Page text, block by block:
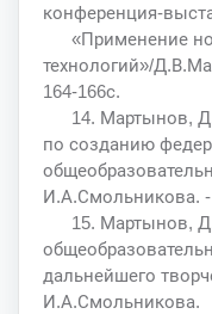
конференция-
«Применение
технологий»/
164-166с.
14. Мартынов,
по созданию
И.А.Смольникова.
15. Мартынов,
дальнейшего
И.А.Смольникова.